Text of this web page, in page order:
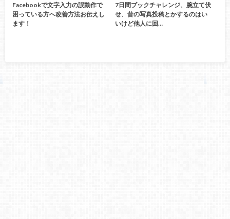
Facebookで文字入力の誤動作で
困っている方へ改善方法お伝えし
ます！
7日間ブックチャレンジ、腕立て伏
せ、昔の写真投稿とかするのはい
いけど他人に回…